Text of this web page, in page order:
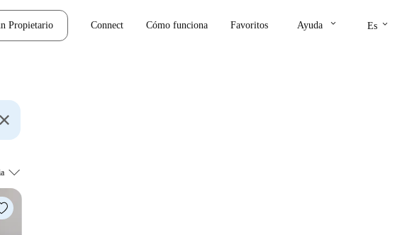
Propietario Connect Cómo funciona Favoritos Ayuda keyboard_arrow_down Es keyboard_arrow_down